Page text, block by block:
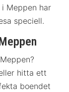
Meppen har
speciell.
hitta ett
boendet